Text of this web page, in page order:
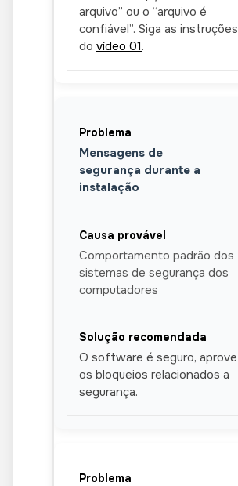
arquivo” ou o “arquivo é
confiável”. Siga as instruções
do vídeo 01.
Mensagens de
segurança durante a
instalação
Comportamento padrão dos
sistemas de segurança dos
computadores
O software é seguro, aprove
os bloqueios relacionados a
segurança.